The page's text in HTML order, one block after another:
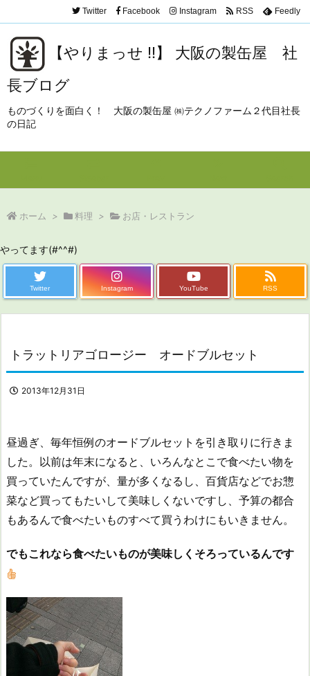
【やりまっせ !!】 大阪の製缶屋 社
長ブログ
ものづくりを面白く！ 大阪の製缶屋 ㈱テクノファーム２代目社長
の日記
Twitter Facebook Instagram RSS Feedly
ホーム > 料理 > お店・レストラン
やってます(#^^#)
Twitter Instagram YouTube RSS
トラットリアゴロージー オードブルセット
2013年12月31日
昼過ぎ、毎年恒例のオードブルセットを引き取りに行きま
した。以前は年末になると、いろんなとこで食べたい物を
買っていたんですが、量が多くなるし、百貨店などでお惣
菜など買ってもたいして美味しくないですし、予算の都合
もあるんで食べたいものすべて買うわけにもいきません。
でもこれなら食べたいものが美味しくそろっているんです